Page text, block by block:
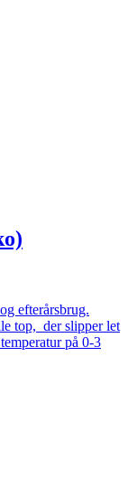
efterårsbrug.
top, der slipper let
på 0-3